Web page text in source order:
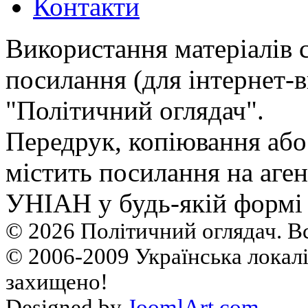
Контакти
Використання
посилання (для інтернет-
"Політичний оглядач".
Передрук, копiювання
мiстить посилання на
УНIАН у будь-якiй формi
© 2026 Політичний оглядач.
© 2006-2009 Українська
захищено!